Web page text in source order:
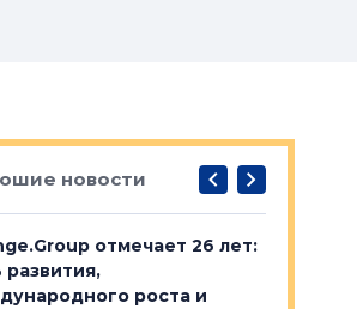
новости
отмечает 26 лет:
развития,
роста и